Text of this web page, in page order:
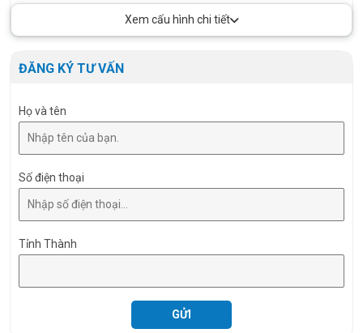
Size
Xem cấu hình chi tiết
ĐĂNG KÝ TƯ VẤN
Họ và tên
Số điện thoại
Tỉnh Thành